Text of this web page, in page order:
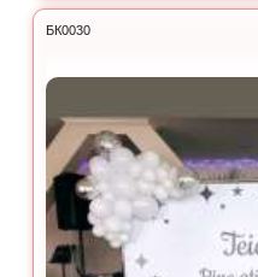
БК0030